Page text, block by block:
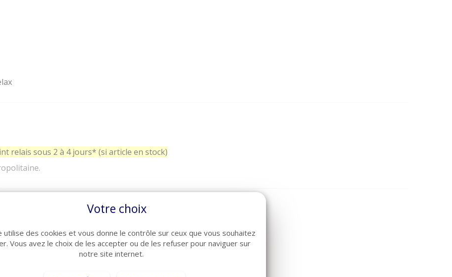
relais sous 2 à 4 jours* (si article en stock)
Votre choix
utilise des cookies et vous donne le contrôle sur ceux que vous souhaitez
Vous avez le choix de les accepter ou de les refuser pour naviguer sur
notre site internet.